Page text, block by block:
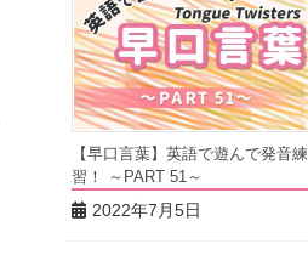
【早口言葉】英語で遊んで発音練
習！ ～PART 51～
2022年7月5日